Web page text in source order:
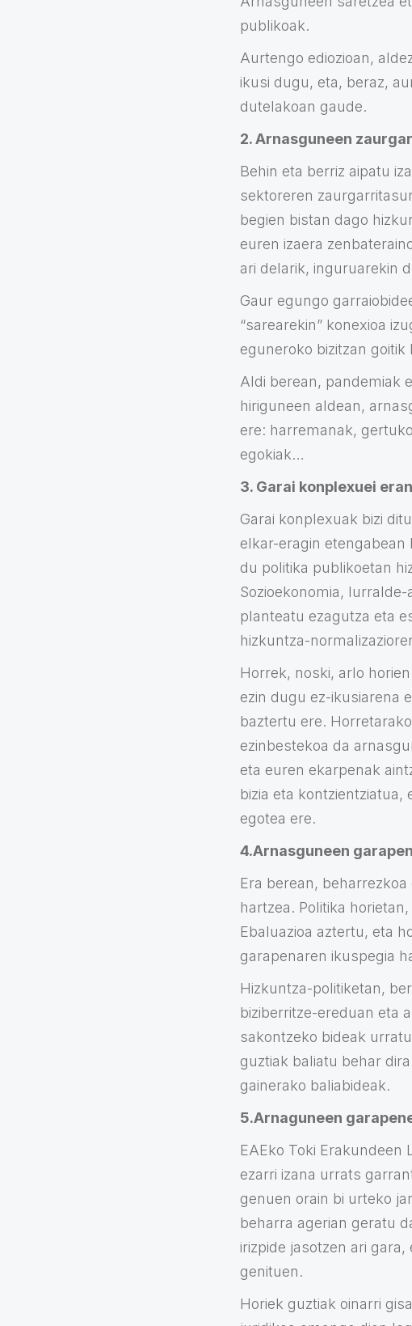
publikoak.
Aurtengo ediozioan,
ikusi dugu, eta, beraz,
dutelakoan gaude.
2. Arnasguneen
Behin eta berriz aipatu
sektoreren
begien bistan dago
euren izaera
ari delarik, inguruarekin
Gaur egungo
“sarearekin” konexioa
eguneroko bizitzan
Aldi berean, pandemiak
hiriguneen aldean,
ere: harremanak,
egokiak…
3. Garai konplexuei
Garai konplexuak bizi
elkar-eragin etengabean
du politika publikoetan
Sozioekonomia,
planteatu ezagutza eta
hizkuntza-
Horrek, noski, arlo
ezin dugu ez-ikusiarena
baztertu ere.
ezinbestekoa da
eta euren ekarpenak
bizia eta
egotea ere.
4.Arnasguneen
Era berean,
hartzea. Politika
Ebaluazioa aztertu, eta
garapenaren ikuspegia
Hizkuntza-politiketan,
biziberritze-ereduan eta
sakontzeko bideak
guztiak baliatu behar
gainerako baliabideak.
5.Arnaguneen
EAEko Toki Erakundeen
ezarri izana urrats
genuen orain bi urteko
beharra agerian geratu
irizpide jasotzen ari
genituen.
Horiek guztiak oinarri